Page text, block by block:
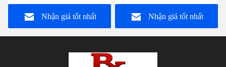
Nhận giá tốt nhất
sàn nhà
Nhận giá tốt nhất